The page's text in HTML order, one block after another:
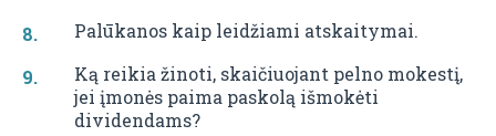
Palūkanos kaip leidžiami atskaitymai.
Ką reikia žinoti, skaičiuojant pelno mokestį,
jei įmonės paima paskolą išmokėti
dividendams?